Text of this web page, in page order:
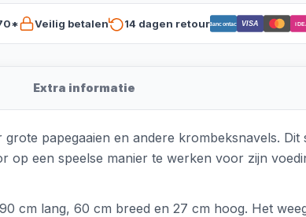
Veilig betalen 14 dagen retourBancontact VISA
Extra informatie
papegaaien en andere krombeksnavels. Dit
een speelse manier te werken voor zijn
cm lang, 60 cm breed en 27 cm hoog. Het